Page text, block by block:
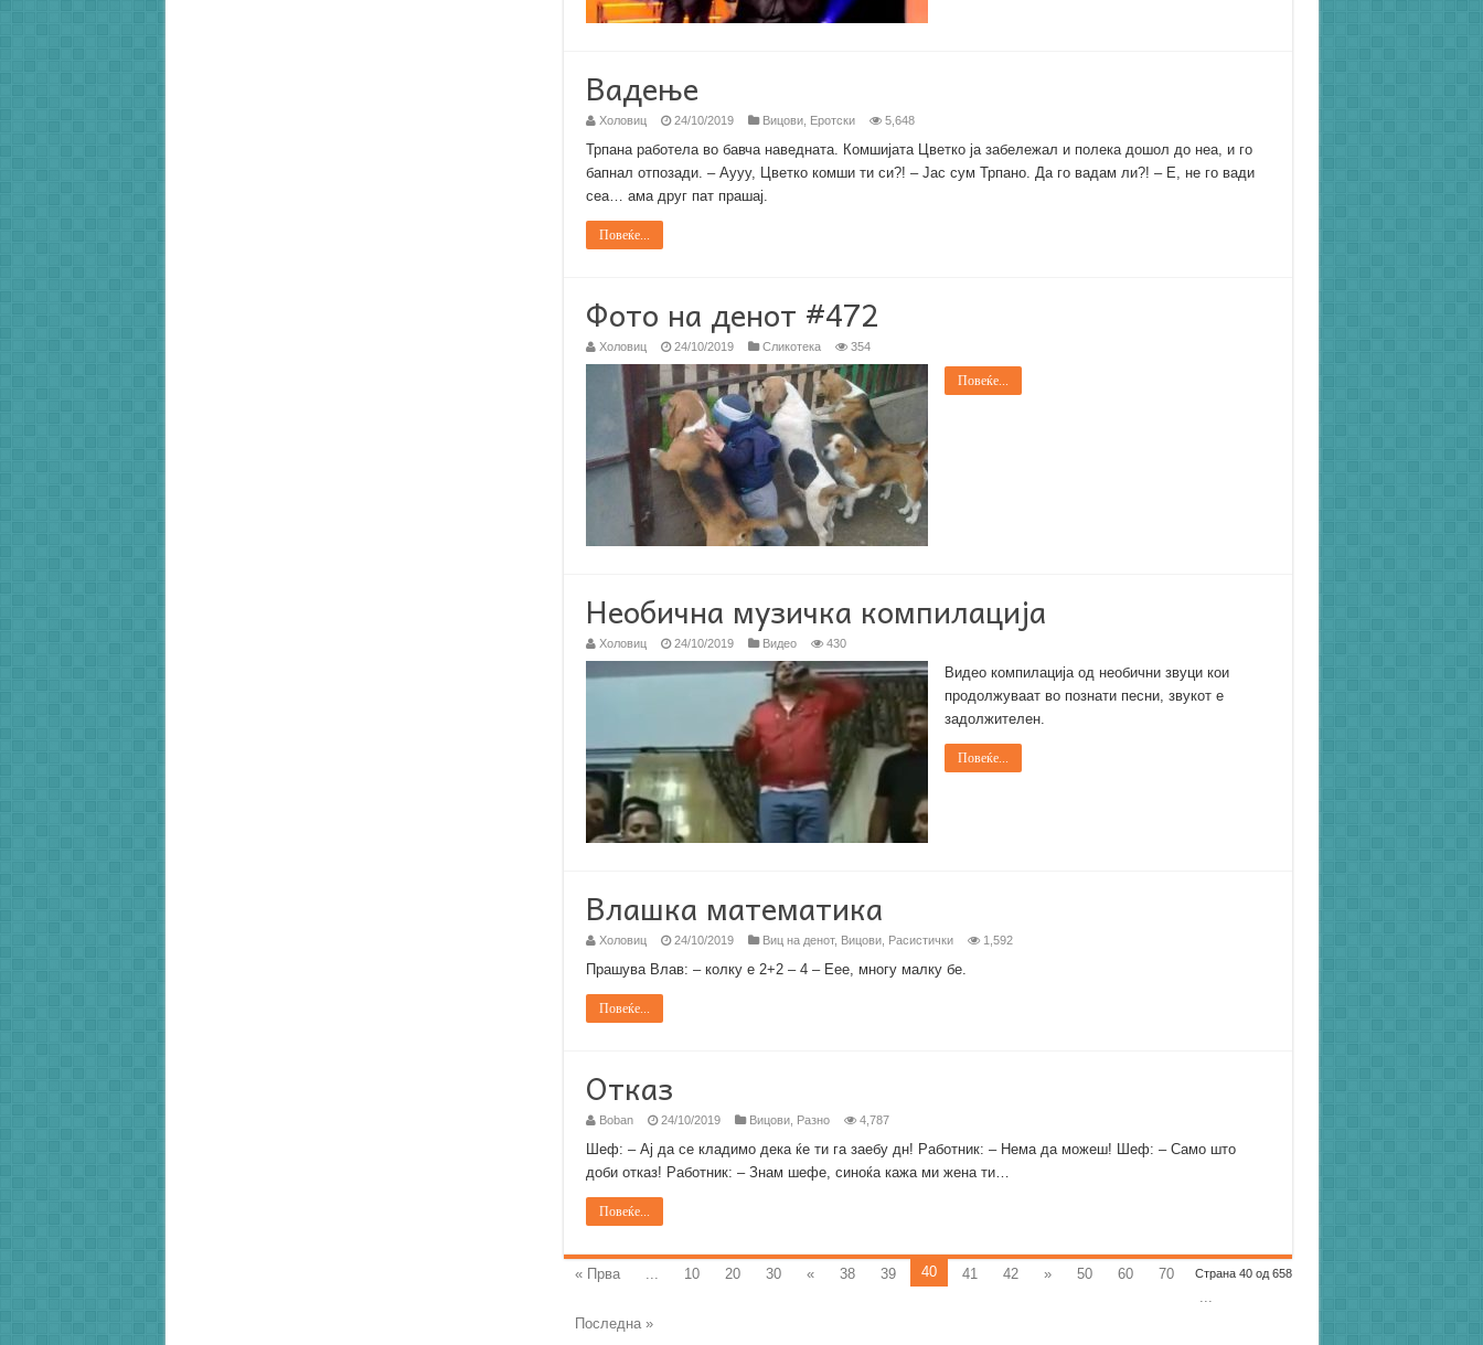
Вадење
Холовиц 24/10/2019 Вицови, Еротски 5,648
Трпана работела во бавча наведната. Комшијата Цветко ја забележал и полека дошол до неа, и го
бапнал отпозади. – Аууу, Цветко комши ти си?! – Јас сум Трпано. Да го вадам ли?! – Е, не го вади
сеа… ама друг пат прашај.
Повеќе...
Фото на денот #472
Холовиц 24/10/2019 Сликотека 354
Повеќе...
Необична музичка компилација
Холовиц 24/10/2019 Видео 430
Видео компилација од необични звуци кои
продолжуваат во познати песни, звукот е
задолжителен.
Повеќе...
Влашка математика
Холовиц 24/10/2019 Виц на денот, Вицови, Расистички 1,592
Прашува Влав: – колку е 2+2 – 4 – Еее, многу малку бе.
Повеќе...
Отказ
Boban 24/10/2019 Вицови, Разно 4,787
Шеф: – Aј да се кладимо дека ќе ти га заебу дн! Работник: – Нема да можеш! Шеф: – Само што
доби отказ! Работник: – Знам шефе, синоќа кажа ми жена ти…
Повеќе...
Страна 40 од 658
« Прва ... 10 20 30 « 38 39 40 41 42 » 50 60
70
...
Последна »